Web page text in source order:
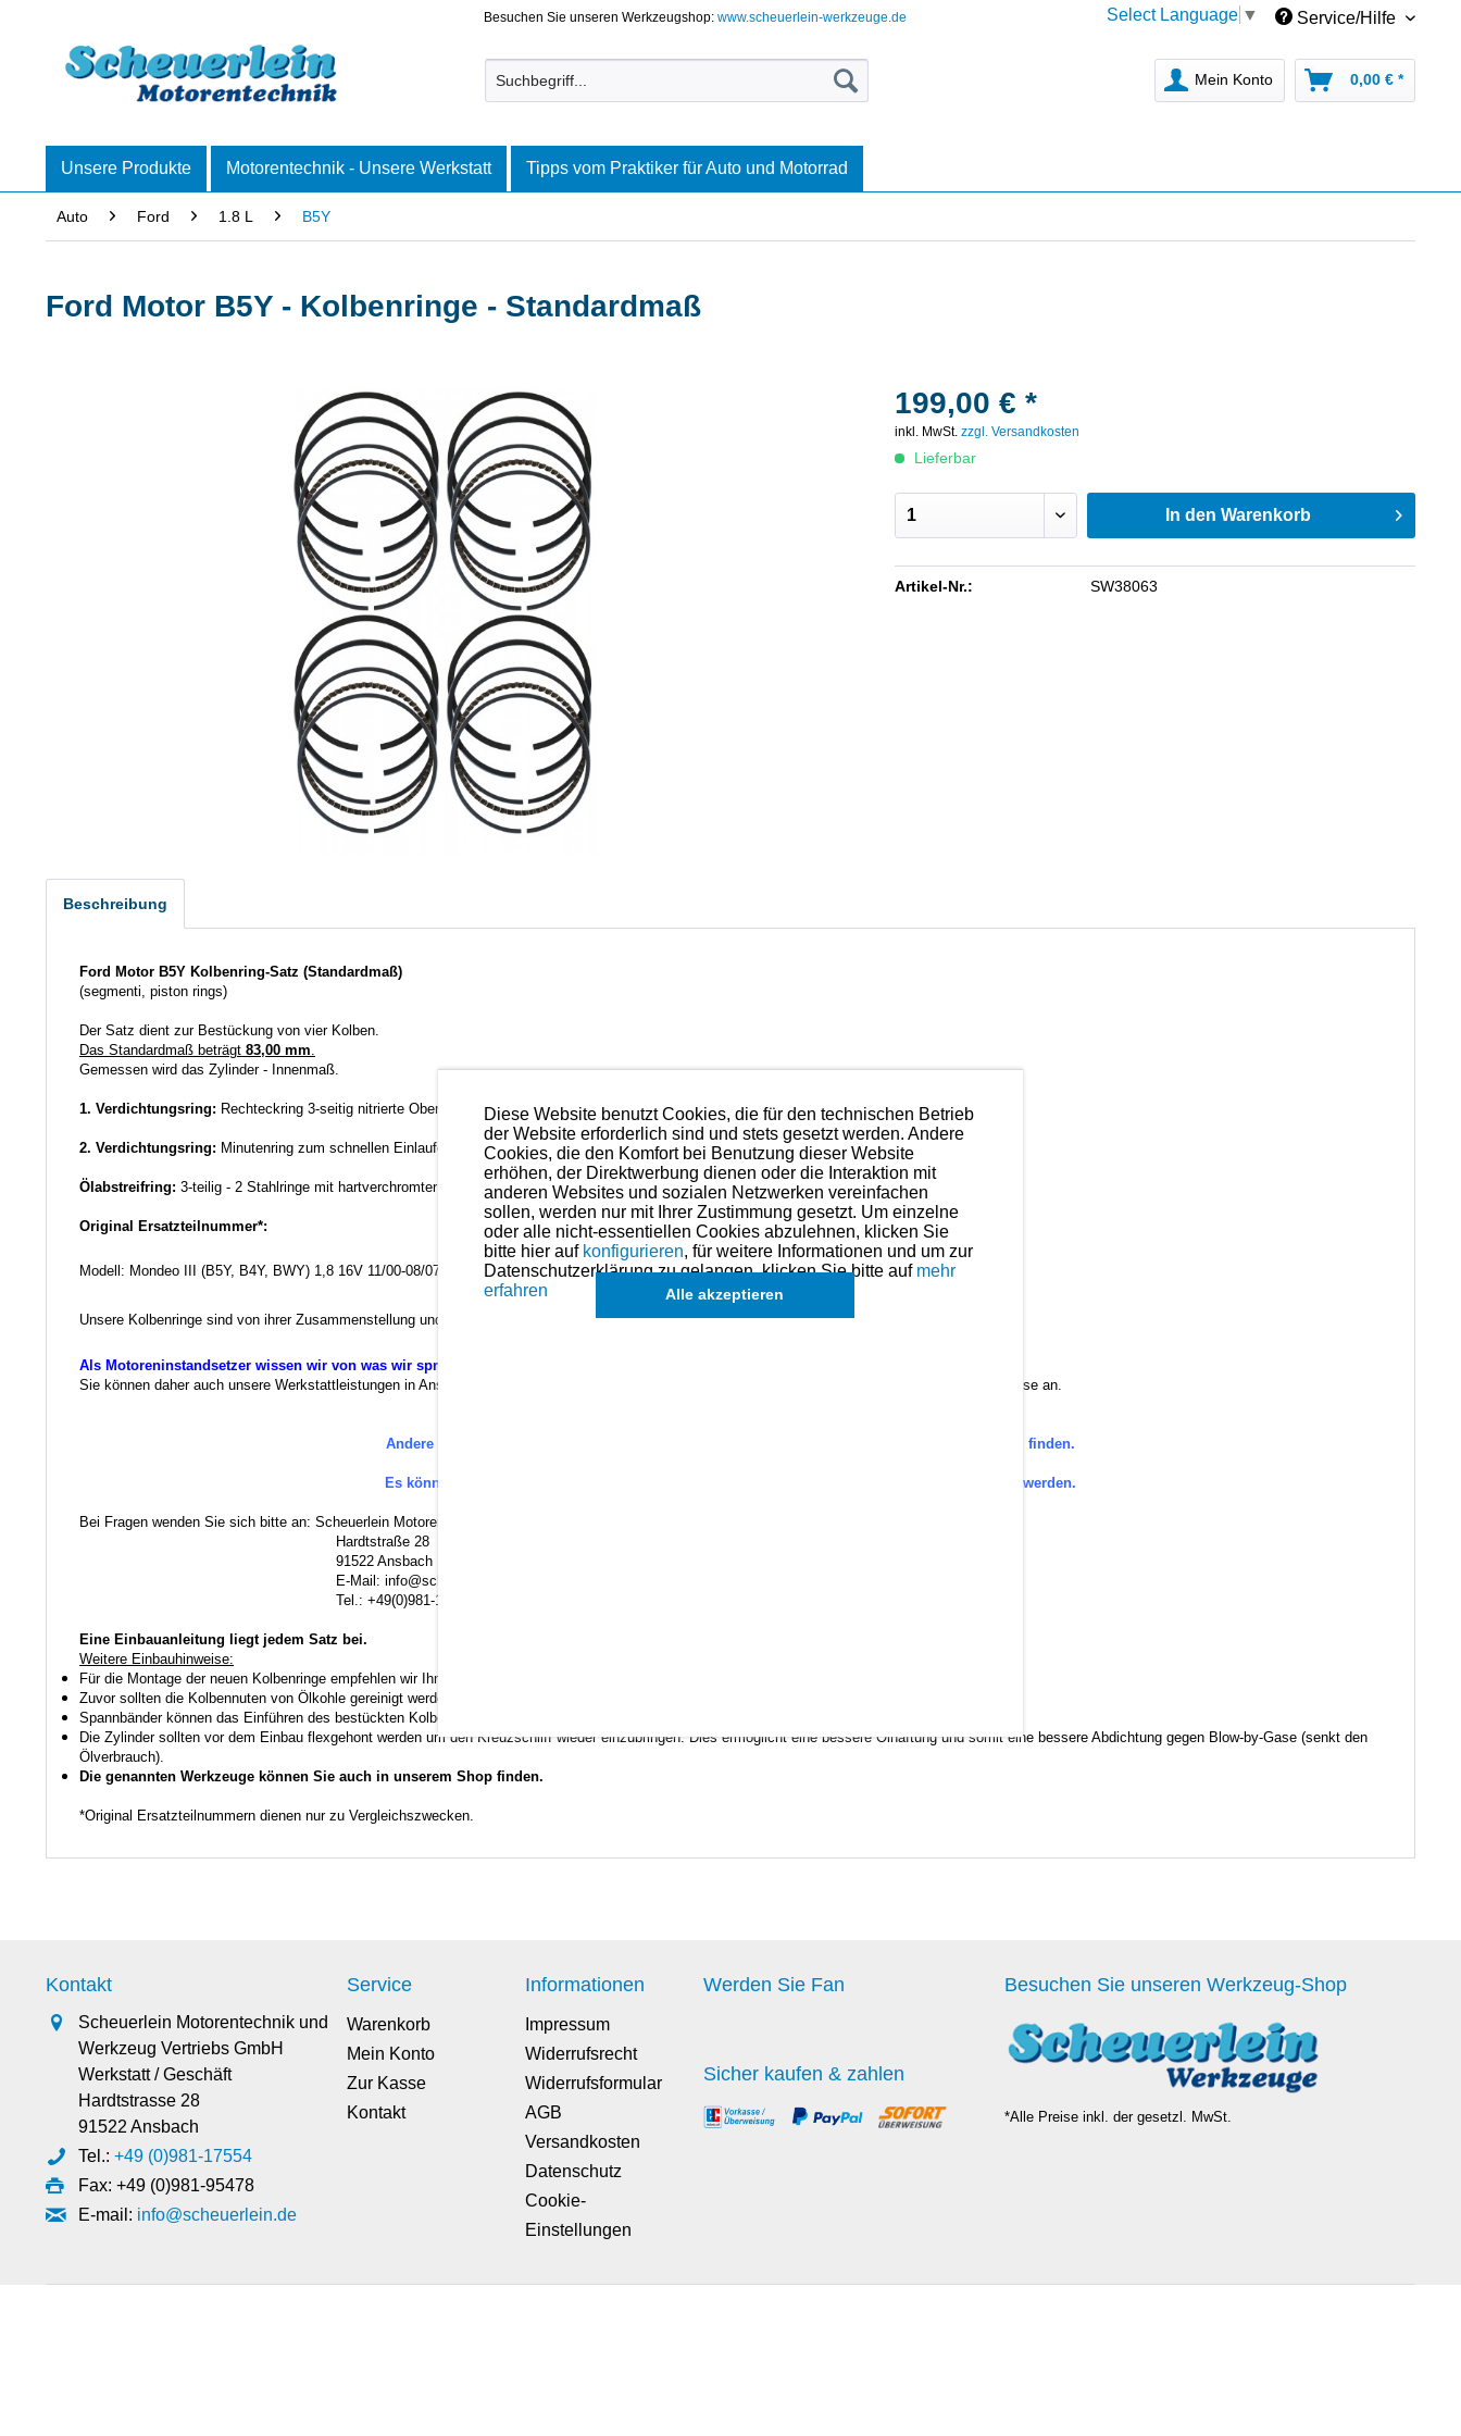
Besuchen Sie unseren Werkzeugshop:www.scheuerlein-werkzeuge.de Select Language ▼ Service/Hilfe
Mein Konto 0,00 € *
Unsere Produkte Motorentechnik - Unsere Werkstatt Tipps vom Praktiker für Auto und Motorrad
Auto Ford 1.8 L B5Y
Ford Motor B5Y - Kolbenringe - Standardmaß
199,00 € *
inkl. MwSt.zzgl. Versandkosten
Lieferbar
In den Warenkorb
Artikel-Nr.: SW38063
Beschreibung
Ford Motor B5Y Kolbenring-Satz (Standardmaß)
(segmenti, piston rings)
Der Satz dient zur Bestückung von vier Kolben.
Das Standardmaß beträgt 83,00 mm.
Gemessen wird das Zylinder - Innenmaß.
1. Verdichtungsring: Rechteckring 3-seitig nitrierte Oberfläche und ballige Hartchromschicht (Ringhöhe 1,2 mm)
2. Verdichtungsring: Minutenring zum schnellen Einlaufen bzw. Anpassen des Rings(Ringhöhe 1,2 mm)
Ölabstreifring: 3-teilig - 2 Stahlringe mit hartverchromter Lauffläche - 1 Spannring(Ringhöhe 2,5 mm)
Original Ersatzteilnummer*:
Modell: Mondeo III (B5Y, B4Y, BWY) 1,8 16V 11/00-08/07
Unsere Kolbenringe sind von ihrer Zusammenstellung und der Qualität mit das technisch Beste, was es aktuell am Markt gibt.
Als Motoreninstandsetzer wissen wir von was wir sprechen.
Sie können daher auch unsere Werkstattleistungen in Anspruch nehmen. Preise hierzu finden Sie links in der Kategorien-Übersicht oder fragen Sie diese an.
Andere Ersatzteile für dieses Modell sind (falls vorhanden) in der übergeordneten Kategorie zu finden.
Es können auch angefragt werden.
Bei Fragen wenden Sie sich bitte an: Scheuerlein Motorentechnik
Hardtstraße 28
91522 Ansbach
E-Mail: info@scheuerlein.de
Tel.: +49(0)981-17554
Eine Einbauanleitung liegt jedem Satz bei.
Weitere Einbauhinweise:
Für die Montage der neuen Kolbenringe empfehlen wir Ihnen eine Kolbenringzange zu verwenden.
Zuvor sollten die Kolbennuten von Ölkohle gereinigt werden auch hierfür gibt es ein Werkzeug.
Spannbänder können das Einführen des bestückten Kolbens in den Zylinder erleichtern.
Die Zylinder sollten vor dem Einbau flexgehont werden um den Kreuzschliff wieder einzubringen. Dies ermöglicht eine bessere Ölhaftung und somit eine bessere Abdichtung gegen Blow-by-Gase (senkt den
Ölverbrauch).
Die genannten Werkzeuge können Sie auch in unserem Shop finden.
*Original Ersatzteilnummern dienen nur zu Vergleichszwecken.
Kontakt
Scheuerlein Motorentechnik und
Werkzeug Vertriebs GmbH
Werkstatt / Geschäft
Hardtstrasse 28
91522 Ansbach
Tel.: +49 (0)981-17554
Fax: +49 (0)981-95478
E-mail: info@scheuerlein.de
Service
Warenkorb
Mein Konto
Zur Kasse
Kontakt
Informationen
Impressum
Widerrufsrecht
Widerrufsformular
AGB
Versandkosten
Datenschutz
Cookie-
Einstellungen
Werden Sie Fan
Sicher kaufen & zahlen
Besuchen Sie unseren Werkzeug-Shop
*Alle Preise inkl. der gesetzl. MwSt.
Diese Website benutzt Cookies, die für den technischen Betrieb
der Website erforderlich sind und stets gesetzt werden. Andere
Cookies, die den Komfort bei Benutzung dieser Website
erhöhen, der Direktwerbung dienen oder die Interaktion mit
anderen Websites und sozialen Netzwerken vereinfachen
sollen, werden nur mit Ihrer Zustimmung gesetzt. Um einzelne
oder alle nicht-essentiellen Cookies abzulehnen, klicken Sie
bitte hier auf konfigurieren, für weitere Informationen und um zur
Datenschutzerklärung zu gelangen, klicken Sie bitte auf mehr
erfahren
Alle akzeptieren